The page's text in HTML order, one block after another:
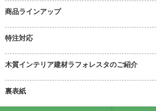
商品ラインアップ
特注対応
木質インテリア建材ラフォレスタのご紹介
裏表紙